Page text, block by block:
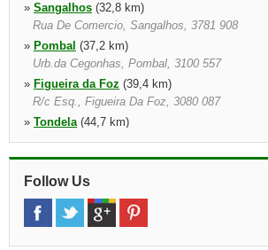
» Sangalhos (32,8 km)
Rua De Comercio, Sangalhos, 3781 908
» Pombal (37,2 km)
Urb.da Cegonhas, Pombal, 3100 557
» Figueira da Foz (39,4 km)
R/c Esq., Figueira Da Foz, 3080 087
» Tondela(44,7 km)
Rua Dr. Marques Da Costa N 390, Tondela,
»Oliveira Do Hospital(48,8 km)
Follow Us